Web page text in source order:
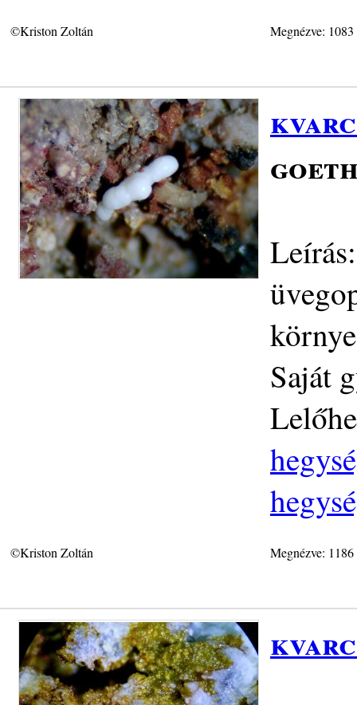
©Kriston Zoltán Megnézve:
Saját
©Kriston Zoltán Megnézve: